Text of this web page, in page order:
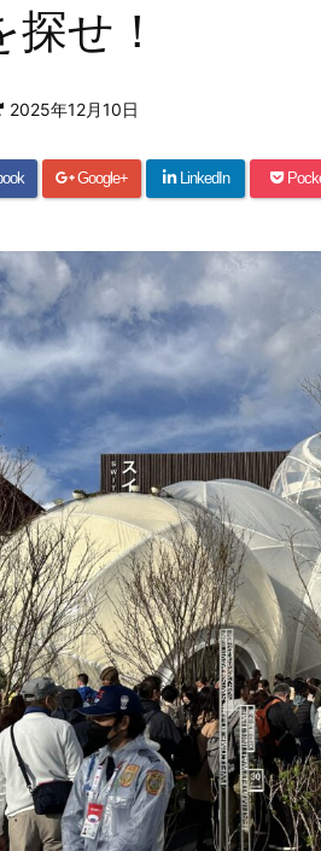
せ！
2025年12月10日
Google+ LinkedIn